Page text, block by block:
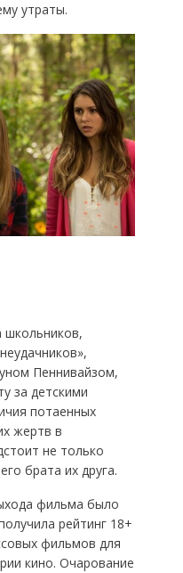
утраты.
школьников,
Пеннивайзом,
за детскими
потаенных
жертв в
не только
брата их друга.
фильма было
рейтинг 18+
фильмов для
кино. Очарование